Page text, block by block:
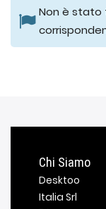
Non è
Chi Siamo
Desktoo
Italia Srl